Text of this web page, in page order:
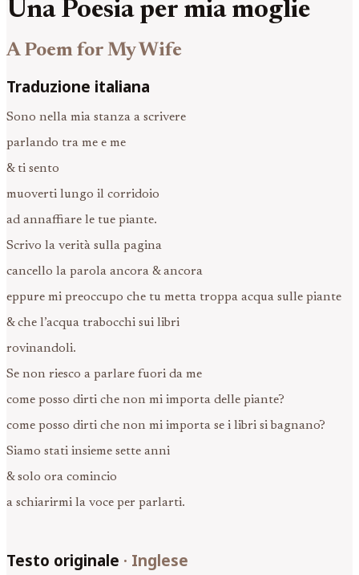
Una Poesia per mia moglie
A Poem for My Wife
Traduzione italiana
Sono nella mia stanza a scrivere
parlando tra me e me
& ti sento
muoverti lungo il corridoio
ad annaffiare le tue piante.
Scrivo la verità sulla pagina
cancello la parola ancora & ancora
eppure mi preoccupo che tu metta troppa acqua sulle piante
& che l’acqua trabocchi sui libri
rovinandoli.
Se non riesco a parlare fuori da me
come posso dirti che non mi importa delle piante?
come posso dirti che non mi importa se i libri si bagnano?
Siamo stati insieme sette anni
& solo ora comincio
a schiarirmi la voce per parlarti.
Testo originale · Inglese